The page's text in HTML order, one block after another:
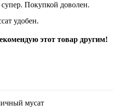
Покупкой доволен.
удобен.
этот товар другим!
мусат